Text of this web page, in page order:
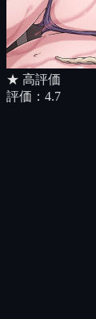
★ 高評価
評価： 4.7